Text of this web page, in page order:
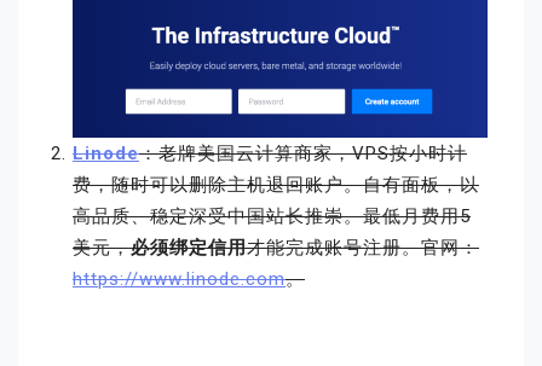
Linode：老牌美国云计算商家，VPS按小时计
费，随时可以删除主机退回账户。自有面板，以
高品质、稳定深受中国站长推崇。最低月费用5
美元，必须绑定信用才能完成账号注册。官网：
https://www.linode.com。